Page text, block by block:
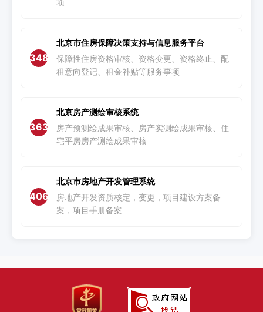
项
348
北京市住房保障决策支持与信息服务平台
保障性住房资格审核、资格变更、资格终止、配
租意向登记、租金补贴等服务事项
363
北京房产测绘审核系统
房产预测绘成果审核、房产实测绘成果审核、住
宅平房房产测绘成果审核
406
北京市房地产开发管理系统
房地产开发资质核定，变更，项目建设方案备
案，项目手册备案